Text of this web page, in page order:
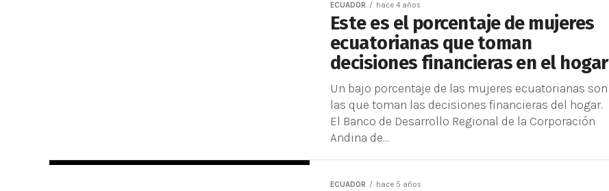
ECUADOR hace 4 años
Este es el porcentaje de mujeres
ecuatorianas que toman
decisiones financieras en el hogar
Un bajo porcentaje de las mujeres ecuatorianas son
las que toman las decisiones financieras del hogar.
El Banco de Desarrollo Regional de la Corporación
Andina de...
ECUADOR hace 5 años